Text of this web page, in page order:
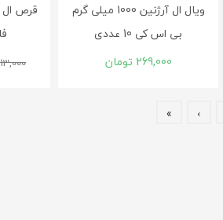
ویال ال آرژنین 1000 میلی گرم
بی اس کی 10 عددی
269,000 تومان
›
»